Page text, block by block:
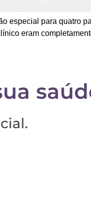
especial para quatro
eram